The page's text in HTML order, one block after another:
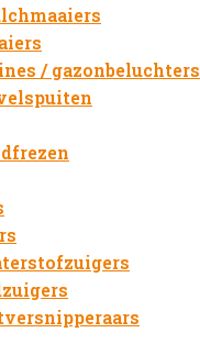
/ gazonbeluchters